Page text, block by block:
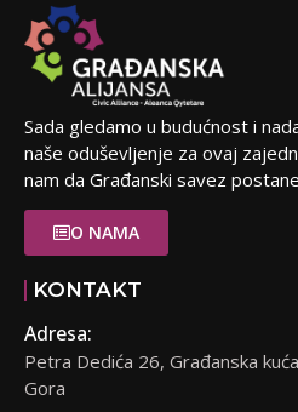
Sada gledamo u budućnost i
naše oduševljenje za ovaj
nam da Građanski savez
O NAMA
KONTAKT
Adresa:
Petra Dedića 26, Građanska
Gora